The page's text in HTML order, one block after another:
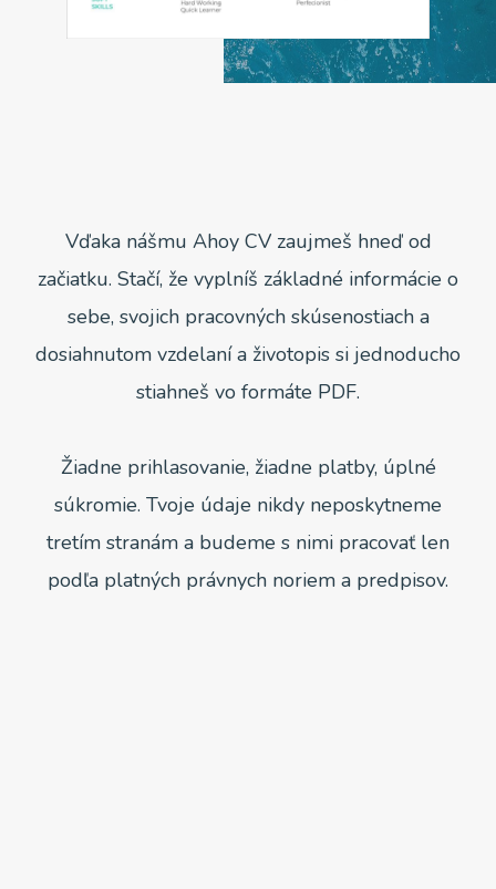
Vďaka nášmu Ahoy CV zaujmeš hneď od
začiatku. Stačí, že vyplníš základné informácie o
sebe, svojich pracovných skúsenostiach a
dosiahnutom vzdelaní a životopis si jednoducho
stiahneš vo formáte PDF.
Žiadne prihlasovanie, žiadne platby, úplné
súkromie. Tvoje údaje nikdy neposkytneme
tretím stranám a budeme s nimi pracovať len
podľa platných právnych noriem a predpisov.